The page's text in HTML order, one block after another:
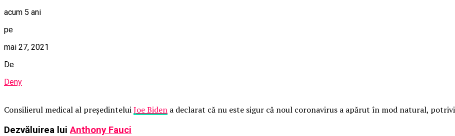
acum 5 ani
pe
mai 27, 2021
De
Deny
Consilierul medical al președinteluiJoe Biden a declarat că nu este sigur că noul coronavirus a apărut în mod natural,
Dezvăluirea luiAnthony Fauci